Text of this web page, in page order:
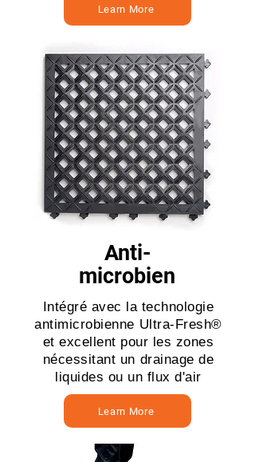
Learn More
Anti-
microbien
Intégré avec la technologie
antimicrobienne Ultra-Fresh®
et excellent pour les zones
nécessitant un drainage de
liquides ou un flux d'air
Learn More